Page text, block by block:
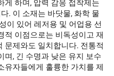
게 하며, 압력 감응 접착제는
. 이 소재는 바닷물, 화학 물
이 있어 레저용 및 어업용 선
적 이점으로는 비독성이고 재
문제와도 일치합니다. 전통적
며, 긴 수명과 낮은 유지 보수
유자들에게 훌륭한 가치를 제